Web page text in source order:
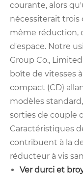
courante, alors
nécessiterait trois
même réduction,
d'espace. Notre
Group Co.,
boîte de vitesses
compact (CD)
modèles
sorties de couple
Caractéristiques
contribuent à la
réducteur à vis
Ver durci et